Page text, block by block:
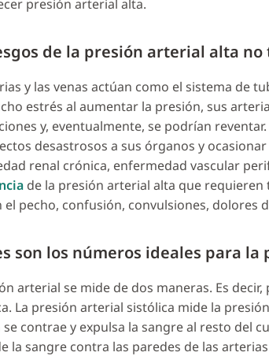
presión arterial alta.
de la presión arterial alta
y las venas actúan como el sistema de
estrés al aumentar la presión, sus
y, eventualmente, se podrían
desastrosos a sus órganos y
renal crónica, enfermedad vascular
de la presión arterial alta que
el pecho, confusión, convulsiones, dolores
son los números ideales para
arterial se mide de dos maneras. Es
La presión arterial sistólica mide la
contrae y expulsa la sangre al resto del
la sangre contra las paredes de las